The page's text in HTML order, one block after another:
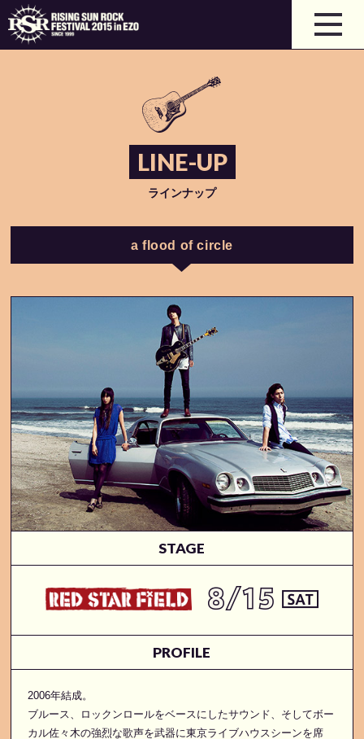
LINE-UP
ラインナップ
a flood of circle
STAGE
PROFILE
2006年結成。
ブルース、ロックンロールをベースにしたサウンド、そしてボー
カル佐々木の強烈な歌声を武器に東京ライブハウスシーンを席